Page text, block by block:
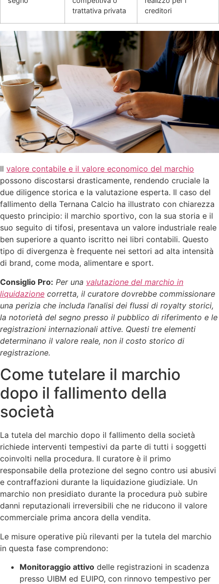
trattativa privata
creditori
Il valore contabile e il valore economico del marchio
possono discostarsi drasticamente, rendendo cruciale la
due diligence storica e la valutazione esperta. Il caso del
fallimento della Ternana Calcio ha illustrato con chiarezza
questo principio: il marchio sportivo, con la sua storia e il
suo seguito di tifosi, presentava un valore industriale reale
ben superiore a quanto iscritto nei libri contabili. Questo
tipo di divergenza è frequente nei settori ad alta intensità
di brand, come moda, alimentare e sport.
Consiglio Pro: Per una valutazione del marchio in
liquidazione corretta, il curatore dovrebbe commissionare
una perizia che includa l’analisi dei flussi di royalty storici,
la notorietà del segno presso il pubblico di riferimento e le
registrazioni internazionali attive. Questi tre elementi
determinano il valore reale, non il costo storico di
registrazione.
Come tutelare il marchio
dopo il fallimento della
società
La tutela del marchio dopo il fallimento della società
richiede interventi tempestivi da parte di tutti i soggetti
coinvolti nella procedura. Il curatore è il primo
responsabile della protezione del segno contro usi abusivi
e contraffazioni durante la liquidazione giudiziale. Un
marchio non presidiato durante la procedura può subire
danni reputazionali irreversibili che ne riducono il valore
commerciale prima ancora della vendita.
Le misure operative più rilevanti per la tutela del marchio
in questa fase comprendono:
Monitoraggio attivo delle registrazioni in scadenza
presso UIBM ed EUIPO, con rinnovo tempestivo per